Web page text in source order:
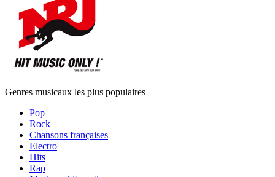
Genres musicaux les plus populaires
Pop
Rock
Chansons françaises
Electro
Hits
Rap